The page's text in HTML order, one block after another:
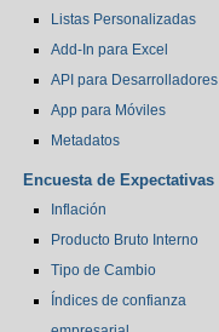
Listas Personalizadas
Add-In para Excel
API para Desarrolladores
App para Móviles
Metadatos
Encuesta de Expectativas
Inflación
Producto Bruto Interno
Tipo de Cambio
Índices de confianza